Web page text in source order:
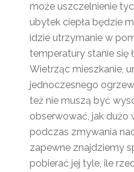
może uszczelnienie
ubytek ciepła będzie
idzie utrzymanie w
temperatury stanie się
Wietrząc mieszkanie,
jednoczesnego
też nie muszą być
obserwować, jak dużo
podczas zmywania
zapewne znajdziemy
pobierać jej tyle, ile